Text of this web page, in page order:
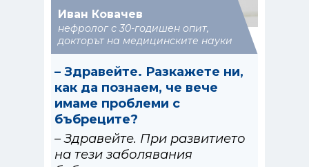
Иван Ковачев
нефролог с 30-годишен опит,
докторът на медицинските науки
– Здравейте. Разкажете ни,
как да познаем, че вече
имаме проблеми с
бъбреците?
– Здравейте. При развитието
на тези заболявания